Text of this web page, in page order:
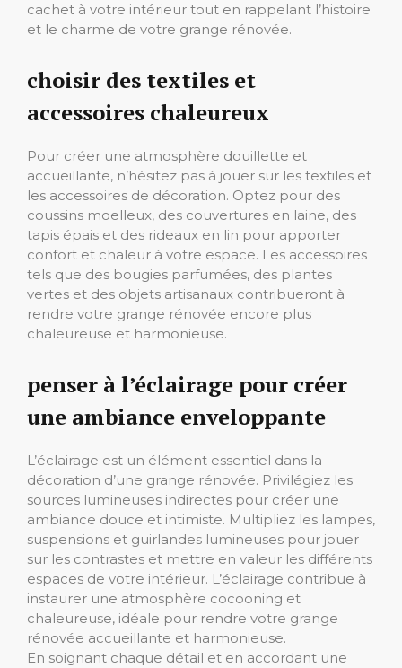
cachet à votre intérieur tout en rappelant l’histoire
et le charme de votre grange rénovée.
choisir des textiles et
accessoires chaleureux
Pour créer une atmosphère douillette et
accueillante, n’hésitez pas à jouer sur les textiles et
les accessoires de décoration. Optez pour des
coussins moelleux, des couvertures en laine, des
tapis épais et des rideaux en lin pour apporter
confort et chaleur à votre espace. Les accessoires
tels que des bougies parfumées, des plantes
vertes et des objets artisanaux contribueront à
rendre votre grange rénovée encore plus
chaleureuse et harmonieuse.
penser à l’éclairage pour créer
une ambiance enveloppante
L’éclairage est un élément essentiel dans la
décoration d’une grange rénovée. Privilégiez les
sources lumineuses indirectes pour créer une
ambiance douce et intimiste. Multipliez les lampes,
suspensions et guirlandes lumineuses pour jouer
sur les contrastes et mettre en valeur les différents
espaces de votre intérieur. L’éclairage contribue à
instaurer une atmosphère cocooning et
chaleureuse, idéale pour rendre votre grange
rénovée accueillante et harmonieuse.
En soignant chaque détail et en accordant une